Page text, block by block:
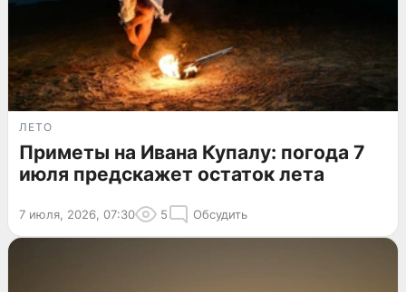
ЛЕТО
Приметы на Ивана Купалу: погода 7
июля предскажет остаток лета
7 июля, 2026, 07:30 5 Обсудить